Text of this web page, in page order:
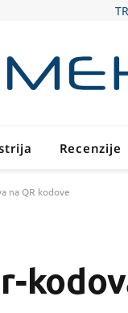
Recenzije
na QR kodove